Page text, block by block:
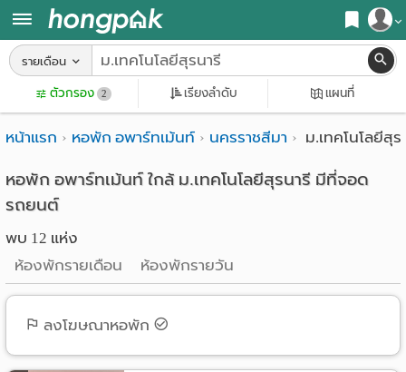
สมัครสมาชิก
เข้าสู่ระบบ
หน้า
แรก
ค้นหา
หอพัก ใกล้ฉัน
ค้นจากสถานีรถไฟฟ้า
ค้นจากสถานศึกษา
ค้นจากแผนที่
อ
พาร์
เม้น
ห้อง
รายเดือน
ตัวกรอง 2 เรียงลำดับ แผนที่
หน้าแรก หอพัก อพาร์ทเม้นท์ นครราชสีมา ม.เทคโนโลยีสุร
หอพัก อพาร์ทเม้นท์ ใกล้ ม.เทคโนโลยีสุรนารี มีที่จอด
รถยนต์
พบ 12 แห่ง
ห้องพักรายเดือน
ห้องพักรายวัน
ลงโฆษณาหอพัก